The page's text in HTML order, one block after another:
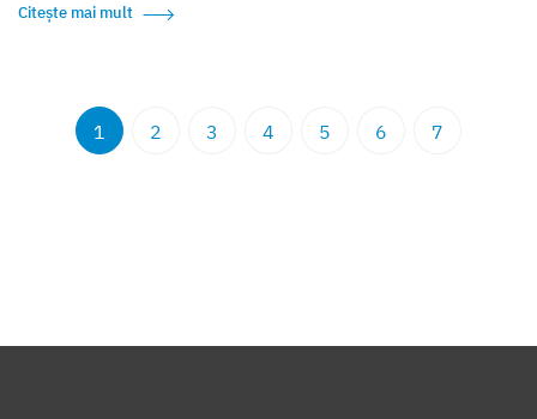
Citește mai mult
1 2 3 4 5 6 7